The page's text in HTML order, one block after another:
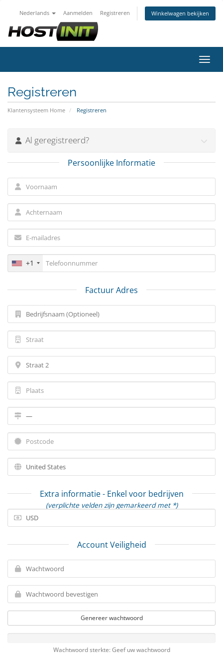
Nederlands Aanmelden Registreren Winkelwagen bekijken
Registreren
Klantensysteem Home Registreren
Al geregistreerd?
Persoonlijke Informatie
+1
Factuur Adres
Extra informatie - Enkel voor bedrijven
(verplichte velden zijn gemarkeerd met *)
Account Veiligheid
Genereer wachtwoord
Wachtwoord sterkte: Geef uw wachtwoord